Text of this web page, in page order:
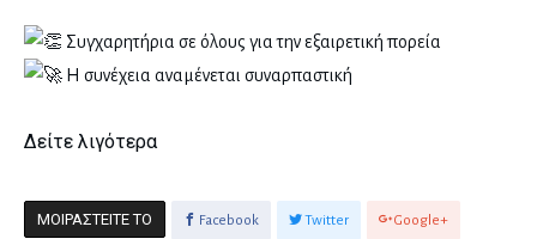
Συγχαρητήρια σε όλους για την εξαιρετική πορεία
Η συνέχεια αναμένεται συναρπαστική
Δείτε λιγότερα
ΜΟΙΡΑΣΤΕΊΤΕ ΤΟ Facebook Twitter Google+